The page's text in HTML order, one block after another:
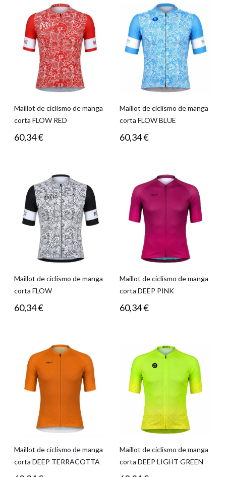
Maillot de ciclismo de manga
corta FLOW RED
60,34€
Maillot de ciclismo de manga
corta FLOW BLUE
60,34€
Maillot de ciclismo de manga
corta FLOW
60,34€
Maillot de ciclismo de manga
corta DEEP PINK
60,34€
Maillot de ciclismo de manga
corta DEEP TERRACOTTA
Maillot de ciclismo de manga
corta DEEP LIGHT GREEN